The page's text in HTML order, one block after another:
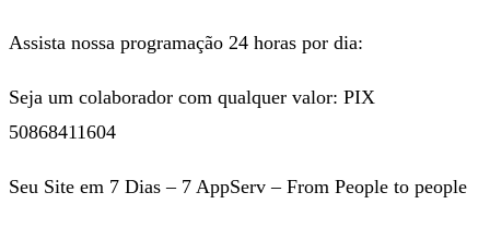
Assista nossa programação 24 horas por dia:
Seja um colaborador com qualquer valor: PIX
50868411604
Seu Site em 7 Dias – 7 AppServ – From People to people